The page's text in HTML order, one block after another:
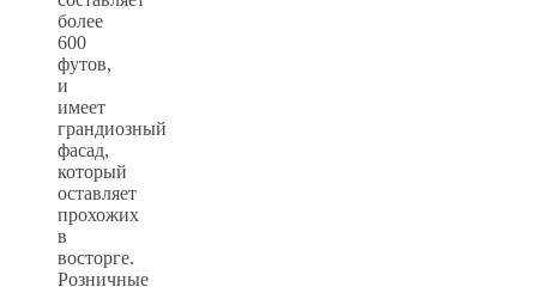
более
600
футов,
и
имеет
грандиозный
фасад,
который
оставляет
прохожих
в
восторге.
Розничные